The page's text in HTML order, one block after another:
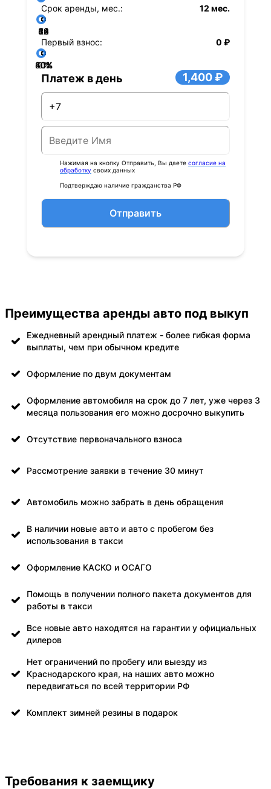
Срок аренды, мес.: 12 мес.
12
24
36
48
60
72
84
Первый взнос:
0 ₽
0%
20%
40%
60%
80%
Платеж в день 1,400 ₽
Нажимая на кнопку Отправить, Вы даете согласие на
обработку своих данных
Подтверждаю наличие гражданства РФ
Отправить
Преимущества аренды авто под выкуп
Ежедневный арендный платеж - более гибкая форма
выплаты, чем при обычном кредите
Оформление по двум документам
Оформление автомобиля на срок до 7 лет, уже через 3
месяца пользования его можно досрочно выкупить
Отсутствие первоначального взноса
Рассмотрение заявки в течение 30 минут
Автомобиль можно забрать в день обращения
В наличии новые авто и авто с пробегом без
использования в такси
Оформление КАСКО и ОСАГО
Помощь в получении полного пакета документов для
работы в такси
Все новые авто находятся на гарантии у официальных
дилеров
Нет ограничений по пробегу или выезду из
Краснодарского края, на наших авто можно
передвигаться по всей территории РФ
Комплект зимней резины в подарок
Требования к заемщику